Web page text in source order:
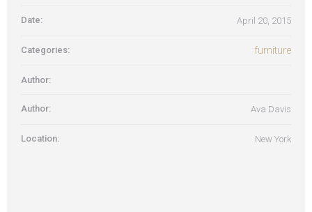
Date: April 20, 2015
Categories: furniture
Author:
Author: Ava Davis
Location: New York